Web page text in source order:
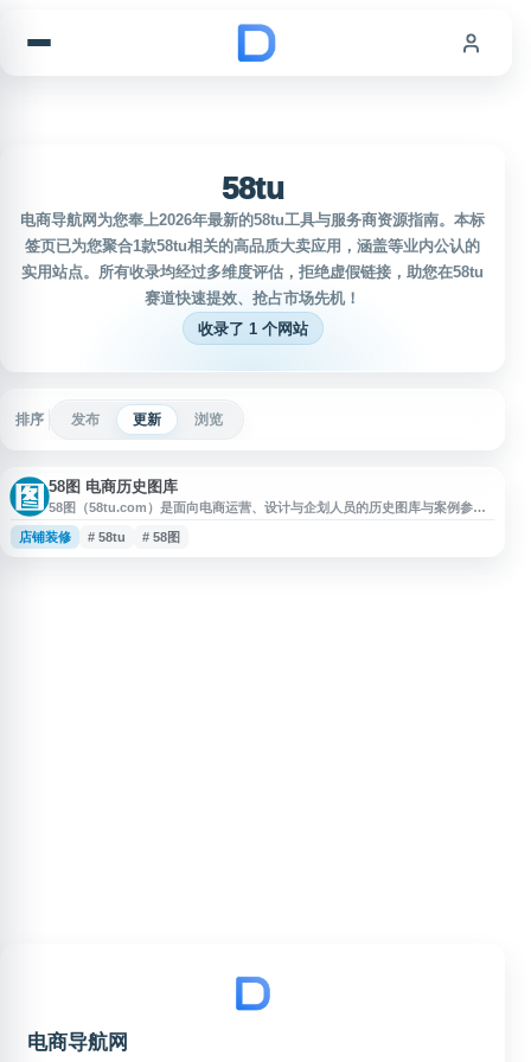
58tu
电商导航网为您奉上2026年最新的58tu工具与服务商资源指南。本标
签页已为您聚合1款58tu相关的高品质大卖应用，涵盖等业内公认的
实用站点。所有收录均经过多维度评估，拒绝虚假链接，助您在58tu
赛道快速提效、抢占市场先机！
收录了 1 个网站
排序 发布 更新 浏览
58图 电商历史图库
58图（58tu.com）是面向电商运营、设计与企划人员的历史图库与案例参考
平台，提供店铺首页历史快照、专题设计、竞品页面记录和电商案例分析等资
料。网站侧重还原店铺运营与页面设计过程，帮助用户从历史实战案例中了解
店铺装修 # 58tu # 58图
电商导航网